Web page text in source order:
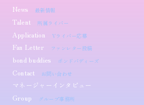
News 最新情報
Talent 所属ライバー
Application Vライバー応募
Fan Letter ファンレター投稿
bond buddies ボンドバディーズ
Contact お問い合わせ
マネージャーインタビュー
Group
グループ事務所